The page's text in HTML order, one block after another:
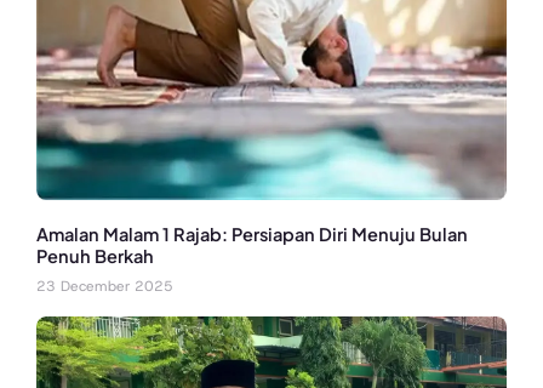
Amalan Malam 1 Rajab: Persiapan Diri Menuju Bulan
Penuh Berkah
23 December 2025